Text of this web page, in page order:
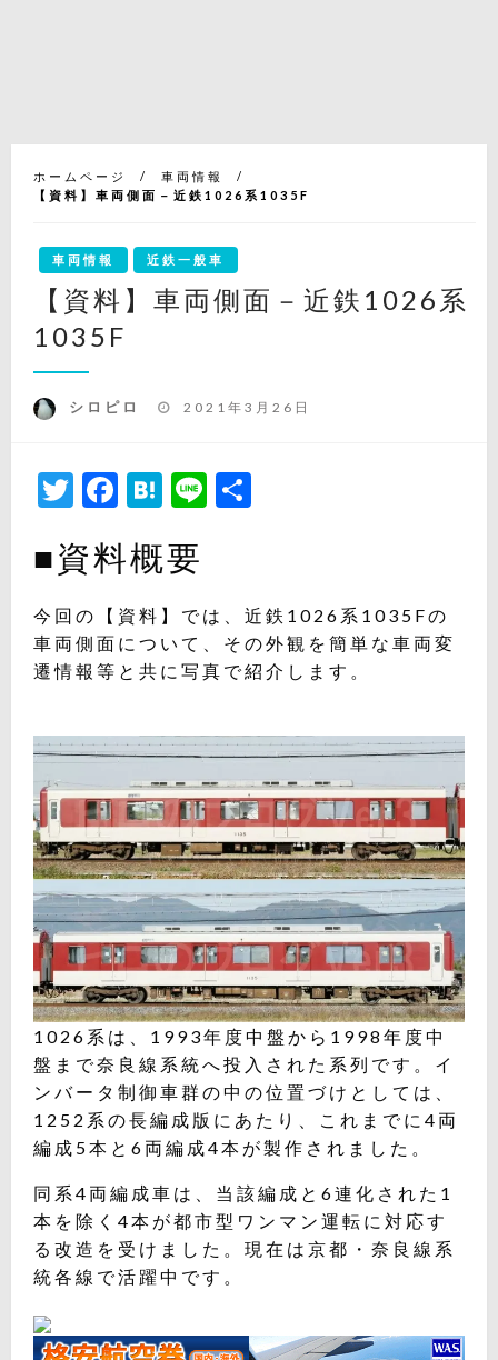
ホームページ
車両情報
【資料】車両側面－近鉄1026系1035F
車両情報 近鉄一般車
【資料】車両側面－近鉄1026系
1035F
シロピロ
投
2021年3月26日
Twitter
Facebook
Hatena
Line
■資料概要
今回の【資料】では、近鉄1026系1035Fの
車両側面について、その外観を簡単な車両変
遷情報等と共に写真で紹介します。
1026系は、1993年度中盤から1998年度中
盤まで奈良線系統へ投入された系列です。イ
ンバータ制御車群の中の位置づけとしては、
1252系の長編成版にあたり、これまでに4両
編成5本と6両編成4本が製作されました。
同系4両編成車は、当該編成と6連化された1
本を除く4本が都市型ワンマン運転に対応す
る改造を受けました。現在は京都・奈良線系
統各線で活躍中です。